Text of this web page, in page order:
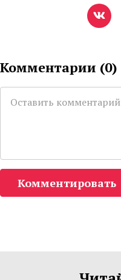
Комментарии (0)
Комментировать